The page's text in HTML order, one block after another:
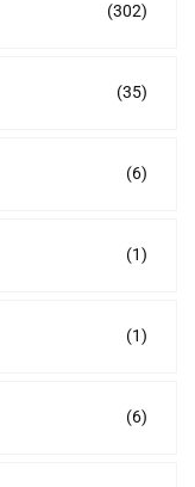
(302)
(35)
(6)
(1)
(1)
(6)